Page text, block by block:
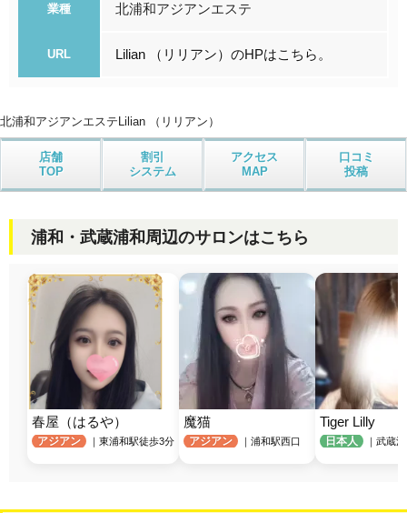
業種 北浦和アジアンエステ
URL Lilian （リリアン）のHPはこちら。
北浦和アジアンエステ Lilian （リリアン）
店舗
TOP
割引
システム
アクセス
MAP
口コミ
投稿
浦和・武蔵浦和周辺のサロンはこちら
春屋（はるや）
アジアン ｜東浦和駅徒歩3分
魔猫
アジアン ｜浦和駅西口
Tiger Lilly
日本人 ｜武蔵